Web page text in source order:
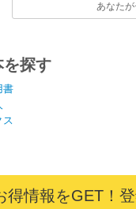
あなた
を探す
書
ス
得情報をGET！